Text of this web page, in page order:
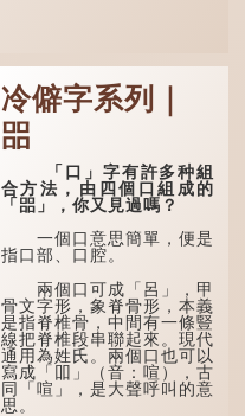
冷僻字系列｜
㗊
「口」字有許多种組
合方法，由四個口組成的
「㗊」，你又見過嗎？
一個口意思簡單，便是
指口部、口腔。
兩個口可成「呂」，甲
骨文字形，象脊骨形，本義
是指脊椎骨，中間有一條豎
線把脊椎段串聯起來。現代
通用為姓氏。兩個口也可以
寫成「吅」（音：喧），古
同「喧」，是大聲呼叫的意
思。